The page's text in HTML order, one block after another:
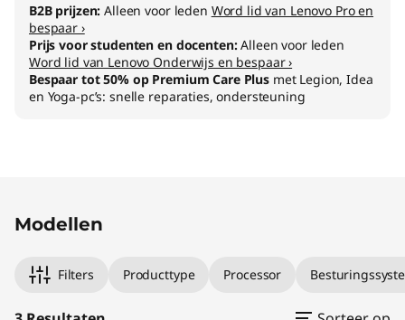
B2B prijzen:Alleen voor leden Word lid van Lenovo Pro en
bespaar ›
Prijs voor studenten en docenten:Alleen voor leden
Word lid van Lenovo Onderwijs en bespaar ›
Bespaar tot 50% op Premium Care Plusmet Legion, Idea
en Yoga-pc’s: snelle reparaties, ondersteuning
Modellen
Filters Producttype Processor